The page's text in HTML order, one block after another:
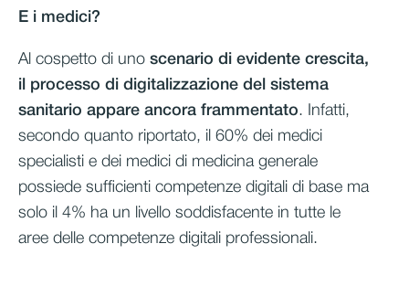
E i medici?
Al cospetto di uno scenario di evidente crescita,
il processo di digitalizzazione del sistema
sanitario appare ancora frammentato. Infatti,
secondo quanto riportato, il 60% dei medici
specialisti e dei medici di medicina generale
possiede sufficienti competenze digitali di base ma
solo il 4% ha un livello soddisfacente in tutte le
aree delle competenze digitali professionali.